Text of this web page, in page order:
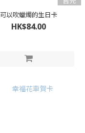
可以吹蠟燭的生日卡
HK$84.00